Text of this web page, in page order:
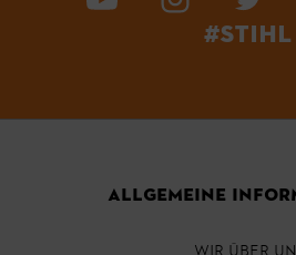
#STIHL
ALLGEMEINE
WIR ÜBER